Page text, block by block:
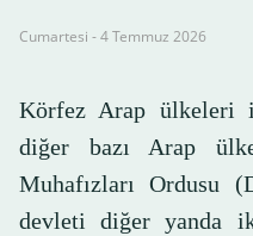
Cumartesi - 4 Temmuz 2026
Körfez Arap ülkeleri
diğer bazı Arap
Muhafızları Ordusu
devleti diğer yanda